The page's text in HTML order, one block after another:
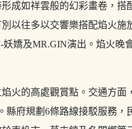
成如祥雲般的幻彩畫卷，搭
以往多以交響樂搭配焰火施
嬌及MR.GIN演出。焰火晚
火的高處觀賞點。交通方面
縣府規劃6條路線接駁服務，